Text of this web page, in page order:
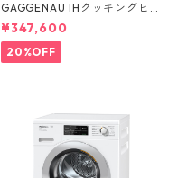
GAGGENAU IHクッキングヒー
ター2口：VI 232 121
¥347,600
20%OFF